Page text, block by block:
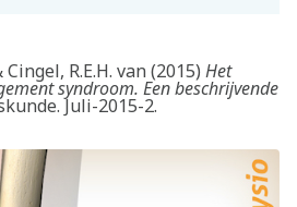
R.E.H. van (2015) Het
syndroom. Een beschrijvende
Juli-2015-2.